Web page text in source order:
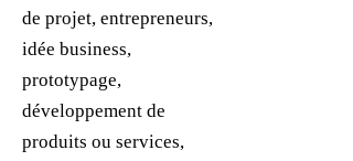
de projet, entrepreneurs,
idée business,
prototypage,
développement de
produits ou services,